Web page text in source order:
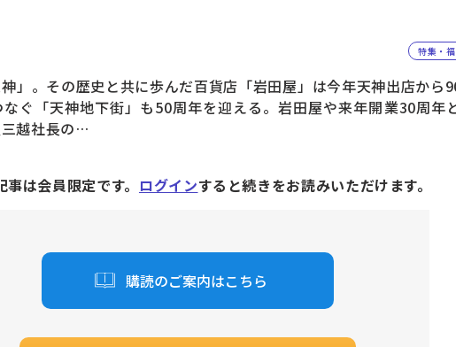
特集・
」。その歴史と共に歩んだ百貨店「岩田屋」は今年天神出店から
ぐ「天神地下街」も50周年を迎える。岩田屋や来年開業30周年
越社長の…
事は会員限定です。 ログインすると続きをお読みいただけます。
購読のご案内はこちら